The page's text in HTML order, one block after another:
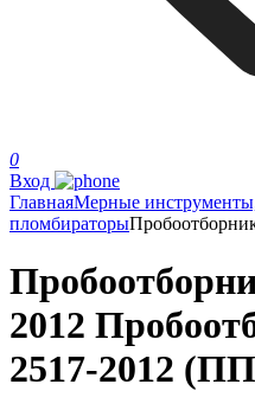
0
Вход
ГлавнаяМерные
пломбираторы
2012
2517-2012